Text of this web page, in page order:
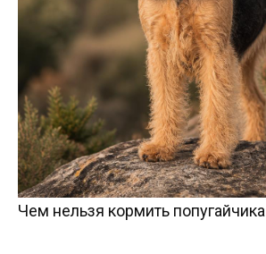
Чем нельзя кормить попугайчика